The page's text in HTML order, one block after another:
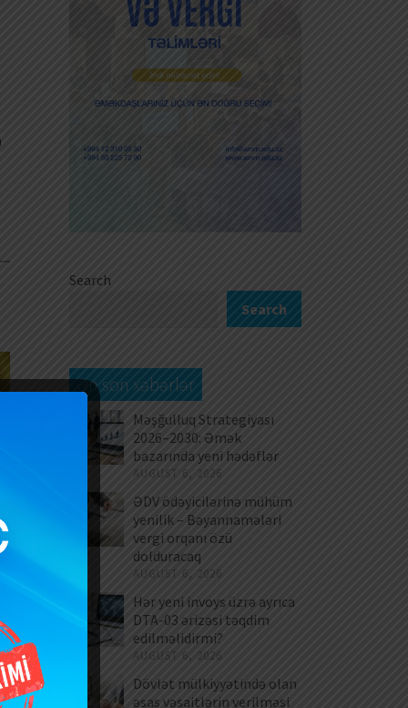
Search
Search
Ən son xəbərlər
Məşğulluq Strategiyası
2026–2030: Əmək
bazarında yeni hədəflər
AUGUST 6, 2026
ƏDV ödəyicilərinə mühüm
yenilik – Bəyannamələri
vergi orqanı özü
dolduracaq
AUGUST 6, 2026
Hər yeni invoys üzrə ayrıca
DTA-03 ərizəsi təqdim
edilməlidirmi?
AUGUST 6, 2026
Dövlət mülkiyyətində olan
əsas vəsaitlərin verilməsi